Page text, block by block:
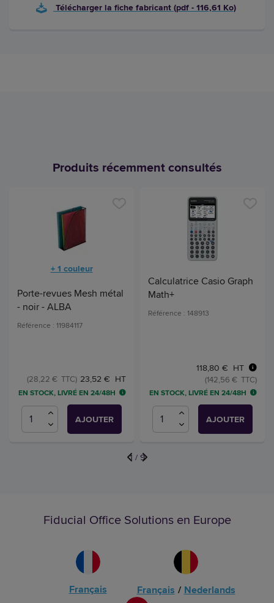
Télécharger la fiche fabricant (pdf - 116,61 Ko)
Produits récemment consultés
+ 1 couleur
Porte-revues Mesh métal
- noir - ALBA
Référence : 11984117
23,52 € HT
(28,22 € TTC)
EN STOCK, LIVRÉ EN 24/48H
AJOUTER
Calculatrice Casio Graph
Math+
Référence : 148913
118,80 € HT
(142,56 € TTC)
EN STOCK, LIVRÉ EN 24/48H
AJOUTER
1 / 9
Fiducial Office Solutions en Europe
Français Français / Nederlands